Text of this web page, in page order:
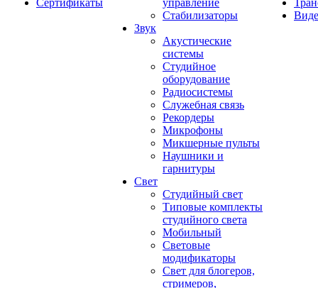
Сертификаты
управление
Стабилизаторы
Звук
Акустические
системы
Студийное
оборудование
Радиосистемы
Служебная связь
Рекордеры
Микрофоны
Микшерные пульты
Наушники и
гарнитуры
Свет
Студийный свет
Типовые комплекты
студийного света
Мобильный
Световые
модификаторы
Свет для блогеров,
стримеров,